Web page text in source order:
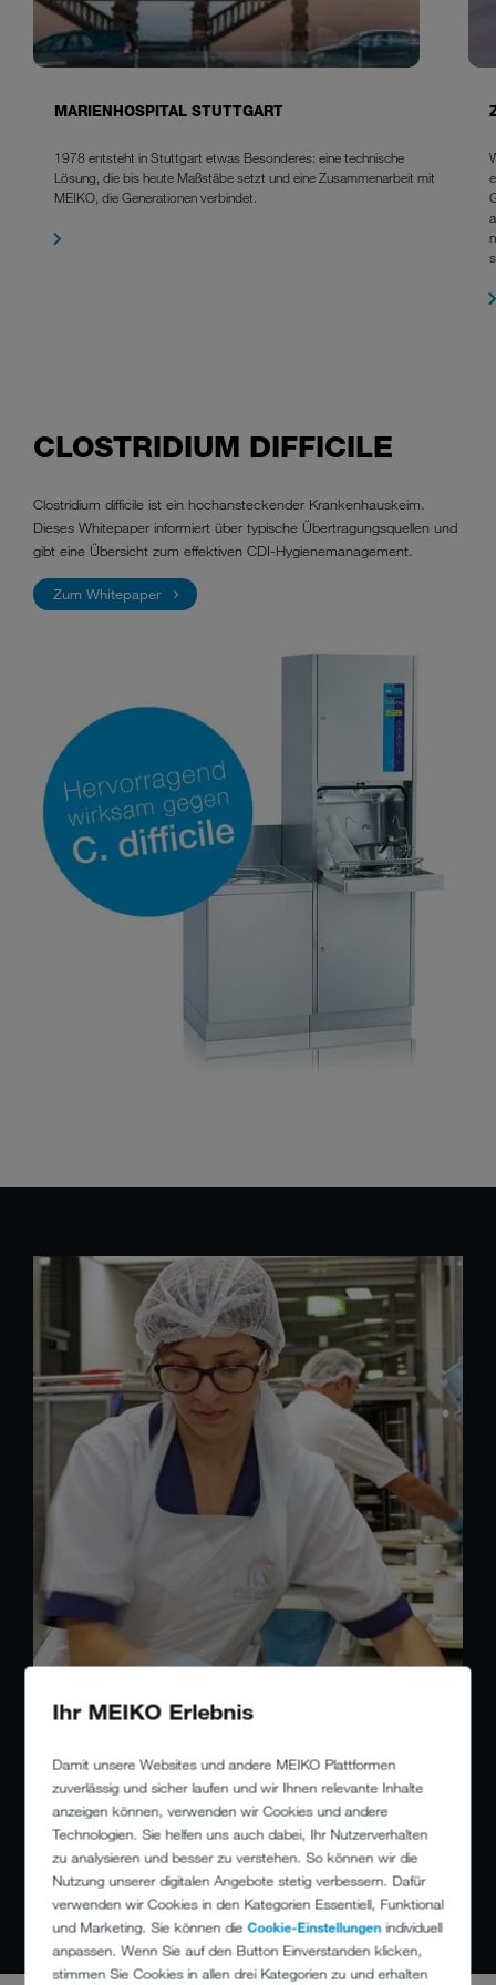
Ihr MEIKO Erlebnis
Damit unsere Websites und andere MEIKO Plattformen
zuverlässig und sicher laufen und wir Ihnen relevante Inhalte
anzeigen können, verwenden wir Cookies und andere
Technologien. Sie helfen uns auch dabei, Ihr Nutzerverhalten
zu analysieren und besser zu verstehen. So können wir die
Nutzung unserer digitalen Angebote stetig verbessern. Dafür
verwenden wir Cookies in den Kategorien Essentiell, Funktional
und Marketing. Sie können dieCookie-Einstellungenindividuell
anpassen. Wenn Sie auf den Button Einverstanden klicken,
stimmen Sie Cookies in allen drei Kategorien zu und erhalten
MARIENHOSPITAL STUTTGART
1978 entsteht in Stuttgart etwas Besonderes: eine technische
Lösung, die bis heute Maßstäbe setzt und eine Zusammenarbeit mit
MEIKO, die Generationen verbindet.
CLOSTRIDIUM DIFFICILE
Clostridium difficile ist ein hochansteckender Krankenhauskeim.
Dieses Whitepaper informiert über typische Übertragungsquellen und
gibt eine Übersicht zum effektiven CDI-Hygienemanagement.
Zum Whitepaper
So leicht war das Arbeiten noch nie.
Auf den Menschen hin eingerichtete Arbeitsräume, leicht bedienbare
Maschinen, flüssige Abläufe – MEIKO denkt an den gesamten
Prozess. Das Ergebnis: mehr Effizienz und besseres Betriebsklima.
Machen Sie sich selbst ein Bild vom neuen Arbeiten.